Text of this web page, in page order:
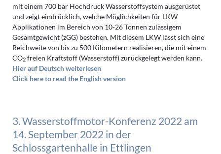
mit einem 700 bar Hochdruck Wasserstoffsystem ausgerüstet
und zeigt eindrücklich, welche Möglichkeiten für LKW
Applikationen im Bereich von 10-26 Tonnen zulässigem
Gesamtgewicht (zGG) bestehen. Mit diesem LKW lässt sich eine
Reichweite von bis zu 500 Kilometern realisieren, die mit einem
CO2freien Kraftstoff (Wasserstoff) zurückgelegt werden kann.
Hier auf Deutsch weiterlesen
Click here to read the English version
3. Wasserstoffmotor-Konferenz 2022 am
14. September 2022 in der
Schlossgartenhalle in Ettlingen